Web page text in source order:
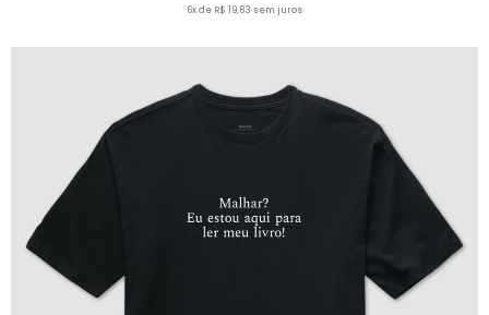
6x de R$ 19,83 sem juros